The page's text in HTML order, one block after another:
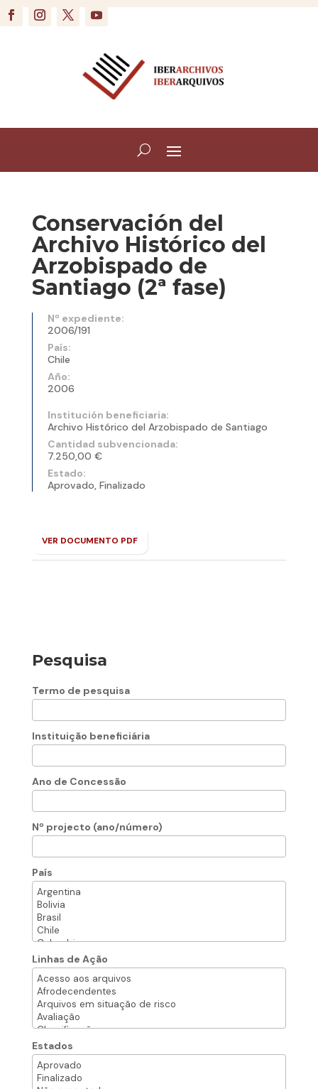
Conservación del
Archivo Histórico del
Arzobispado de
Santiago (2ª fase)
Nº expediente:
2006/191
País:
Chile
Año:
2006
Institución beneficiaria:
Archivo Histórico del Arzobispado de Santiago
Cantidad subvencionada:
7.250,00 €
Estado:
Aprovado, Finalizado
VER DOCUMENTO PDF
Pesquisa
Termo de pesquisa
Instituição beneficiária
Ano de Concessão
Nº projecto (ano/número)
País
Linhas de Ação
Estados